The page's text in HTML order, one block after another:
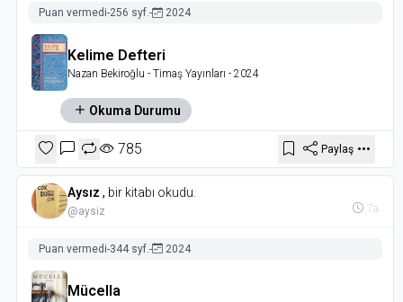
Puan vermedi-256 syf.- 2024
Kelime Defteri
Nazan Bekiroğlu - Timaş Yayınları - 2024
Okuma Durumu
785 Paylaş
Aysız , bir kitabı okudu.
@aysiz 7a
Puan vermedi-344 syf.- 2024
Mücella